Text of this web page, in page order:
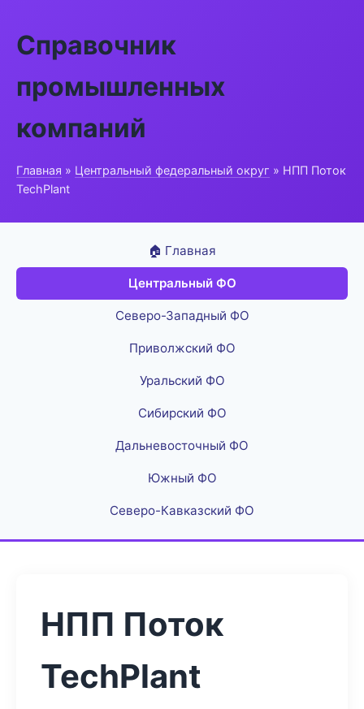
Справочник
промышленных
компаний
Главная » Центральный федеральный округ » НПП Поток
TechPlant
🏠 Главная
Центральный ФО
Северо-Западный ФО
Приволжский ФО
Уральский ФО
Сибирский ФО
Дальневосточный ФО
Южный ФО
Северо-Кавказский ФО
НПП Поток
TechPlant